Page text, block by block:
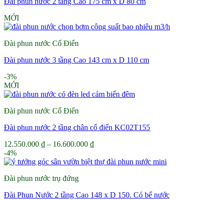
MỚI
Đài phun nước Cổ Điển
Đài phun nước 3 tầng Cao 143 cm x D 110 cm
-3%
MỚI
Đài phun nước Cổ Điển
Đài phun nước 2 tầng chân cổ điển KC02T155
12.550.000 ₫ – 16.600.000 ₫Khoảng
từ
-4%
Đài phun nước trụ đứng
Đài Phun Nước 2 tầng Cao 148 x D 150. Có bể nước